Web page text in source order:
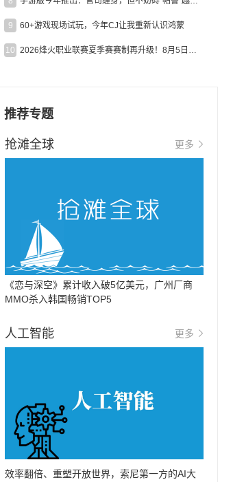
9 60+游戏现场试玩，今年CJ让我重新认识鸿蒙
10 2026烽火职业联赛夏季赛赛制再升级！8月5日起24支战队集结开战！
推荐专题
抢滩全球 更多
《恋与深空》累计收入破5亿美元，广州厂商
MMO杀入韩国畅销TOP5
人工智能 更多
效率翻倍、重塑开放世界，索尼第一方的AI大